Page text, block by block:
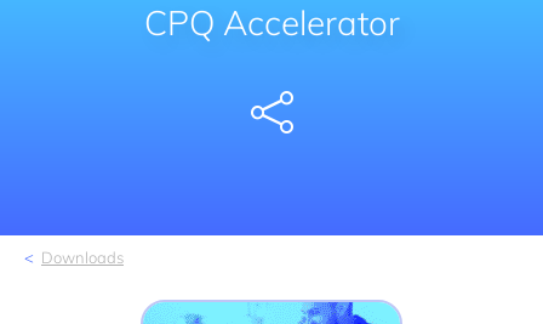
CPQ Accelerator
Downloads